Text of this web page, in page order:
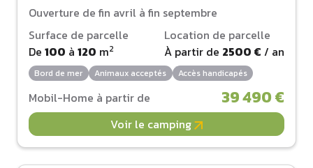
Ouverture de fin avril à fin septembre
Surface de parcelle
De 100 à 120 m2
Location de parcelle
À partir de 2500 € / an
Bord de mer Animaux acceptés Accès handicapés
Mobil-Home à partir de 39 490 €
Voir le camping